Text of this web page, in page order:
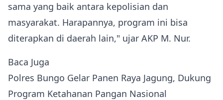
sama yang baik antara kepolisian dan
masyarakat. Harapannya, program ini bisa
diterapkan di daerah lain," ujar AKP M. Nur.
Baca Juga
Polres Bungo Gelar Panen Raya Jagung, Dukung
Program Ketahanan Pangan Nasional